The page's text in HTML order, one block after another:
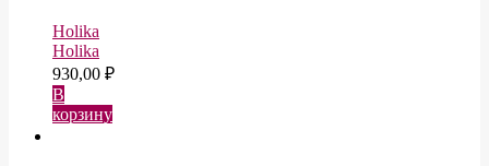
Holika
Holika
930,00 ₽
В
корзину